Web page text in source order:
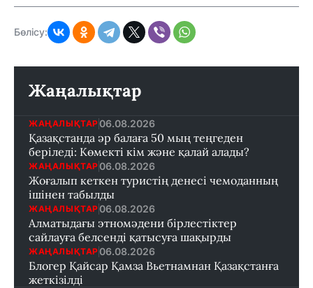
Бөлісу:
Жаңалықтар
ЖАҢАЛЫҚТАР 06.08.2026
Қазақстанда әр балаға 50 мың теңгеден
беріледі: Көмекті кім және қалай алады?
ЖАҢАЛЫҚТАР 06.08.2026
Жоғалып кеткен туристің денесі чемоданның
ішінен табылды
ЖАҢАЛЫҚТАР 06.08.2026
Алматыдағы этномәдени бірлестіктер
сайлауға белсенді қатысуға шақырды
ЖАҢАЛЫҚТАР 06.08.2026
Блогер Қайсар Қамза Вьетнамнан Қазақстанға
жеткізілді